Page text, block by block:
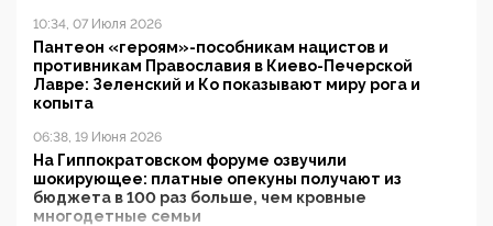
10:34, 07 Июля 2026
Пантеон «героям»-пособникам нацистов и
противникам Православия в Киево-Печерской
Лавре: Зеленский и Ко показывают миру рога и
копыта
06:38, 19 Июня 2026
На Гиппократовском форуме озвучили
шокирующее: платные опекуны получают из
бюджета в 100 раз больше, чем кровные
многодетные семьи